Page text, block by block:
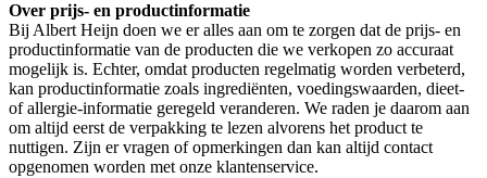
Over prijs- en productinformatie
Bij Albert Heijn doen we er alles aan om te zorgen dat de prijs- en
productinformatie van de producten die we verkopen zo accuraat
mogelijk is. Echter, omdat producten regelmatig worden verbeterd,
kan productinformatie zoals ingrediënten, voedingswaarden, dieet-
of allergie-informatie geregeld veranderen. We raden je daarom aan
om altijd eerst de verpakking te lezen alvorens het product te
nuttigen. Zijn er vragen of opmerkingen dan kan altijd contact
opgenomen worden met onze klantenservice.